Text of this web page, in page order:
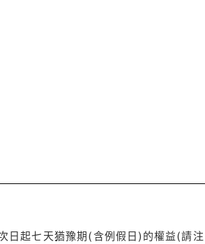
日起七天猶豫期(含例假日)的權益(請